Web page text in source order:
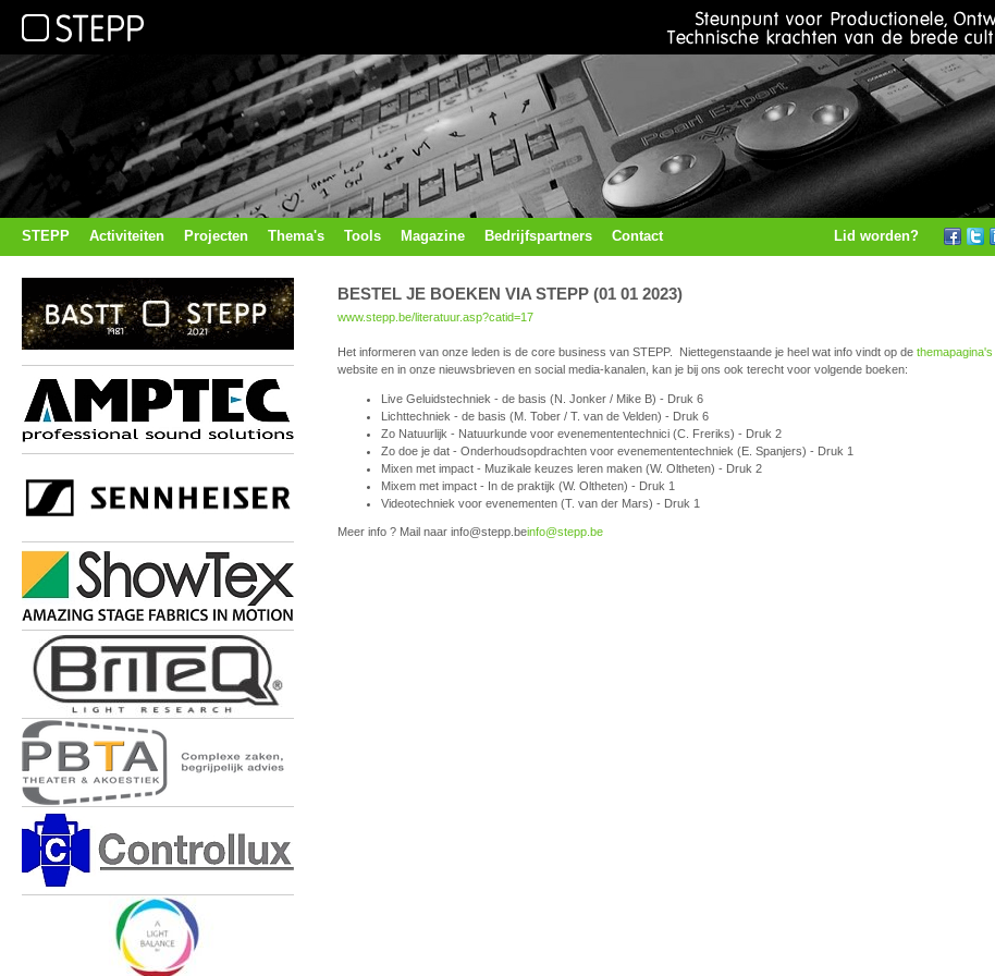
STEPP Activiteiten Projecten Thema's Tools Magazine Bedrijfspartners Contact Lid worden?
BESTEL JE BOEKEN VIA STEPP (01 01 2023)
www.stepp.be/literatuur.asp?catid=17
Het informeren van onze leden is de core business van STEPP. Niettegenstaande je heel wat info vindt op de themapagina's
website en in onze nieuwsbrieven en social media-kanalen, kan je bij ons ook terecht voor volgende boeken:
Live Geluidstechniek - de basis (N. Jonker / Mike B) - Druk 6
Lichttechniek - de basis (M. Tober / T. van de Velden) - Druk 6
Zo Natuurlijk - Natuurkunde voor evenemententechnici (C. Freriks) - Druk 2
Zo doe je dat - Onderhoudsopdrachten voor evenemententechniek (E. Spanjers) - Druk 1
Mixen met impact - Muzikale keuzes leren maken (W. Oltheten) - Druk 2
Mixem met impact - In de praktijk (W. Oltheten) - Druk 1
Videotechniek voor evenementen (T. van der Mars) - Druk 1
Meer info ? Mail naar info@stepp.beinfo@stepp.be